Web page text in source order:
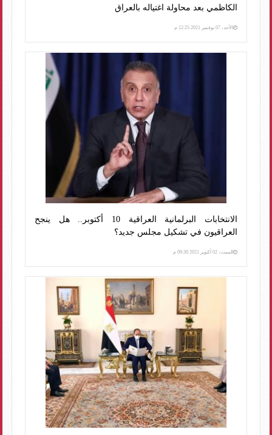
الكاظمي بعد محاولة اغتياله بالعراق
الأحد، 07 نوفمبر 2021 12:25 م
الانتخابات البرلمانية العراقية 10 أكتوبر.. هل ينجح
العراقيون في تشكيل مجلس جديد؟
السبت، 02 أكتوبر 2021 09:30 م